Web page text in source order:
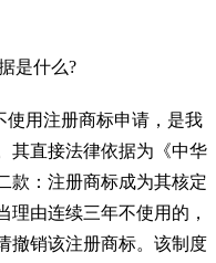
是什么?
使用注册商标申请，是我
其直接法律依据为《中华
款：注册商标成为其核定
理由连续三年不使用的，
撤销该注册商标。该制度